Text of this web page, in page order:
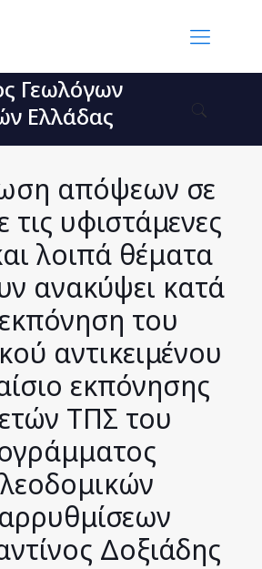
Γεωλόγων
Ελλάδας
απόψεων σε
τις υφιστάμενες
λοιπά θέματα
ανακύψει κατά
του
αντικειμένου
εκπόνησης
ΤΠΣ του
Δοξιάδης